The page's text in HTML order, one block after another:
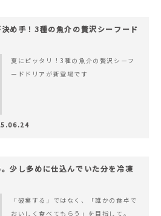
め手！3種の魚介の贅沢シーフード
夏にピッタリ！3種の魚介の贅沢シーフ
ードドリアが新登場です
少し多めに仕込んでいた分を冷凍
「破棄する」ではなく、「誰かの食卓で
おいしく食べてもらう」を目指して。